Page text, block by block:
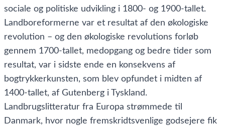
sociale og politiske udvikling i 1800- og 1900-tallet.
Landboreformerne var et resultat af den økologiske
revolution – og den økologiske revolutions forløb
gennem 1700-tallet, medopgang og bedre tider som
resultat, var i sidste ende en konsekvens af
bogtrykkerkunsten, som blev opfundet i midten af
1400-tallet, af Gutenberg i Tyskland.
Landbrugslitteratur fra Europa strømmede til
Danmark, hvor nogle fremskridtsvenlige godsejere fik